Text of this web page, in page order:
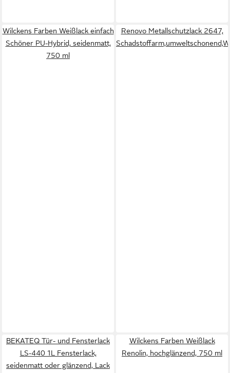
Wilckens Farben Weißlack einfach
Schöner PU-Hybrid, seidenmatt,
750 ml
Renovo Metallschutzlack 2647,
BEKATEQ Tür- und Fensterlack
LS-440 1L Fensterlack,
seidenmatt oder glänzend, Lack
Wilckens Farben Weißlack
Renolin, hochglänzend, 750 ml